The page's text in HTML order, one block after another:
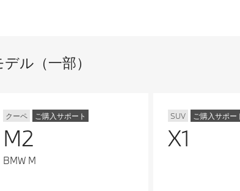
ル（一部）
クーペ ご購入サポート
M2
BMW M
SUV ご購入サポー
X1